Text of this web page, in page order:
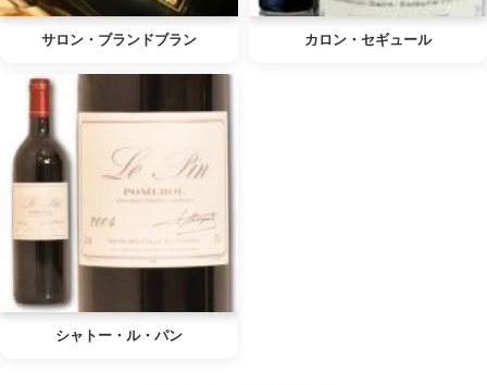
サロン・ブランドブラン カロン・セギュール
シャトー・ル・パン